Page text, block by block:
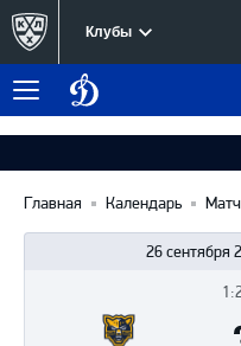
Клубы
Меню
Динамо
Москва
Главная Календарь
26 сентября